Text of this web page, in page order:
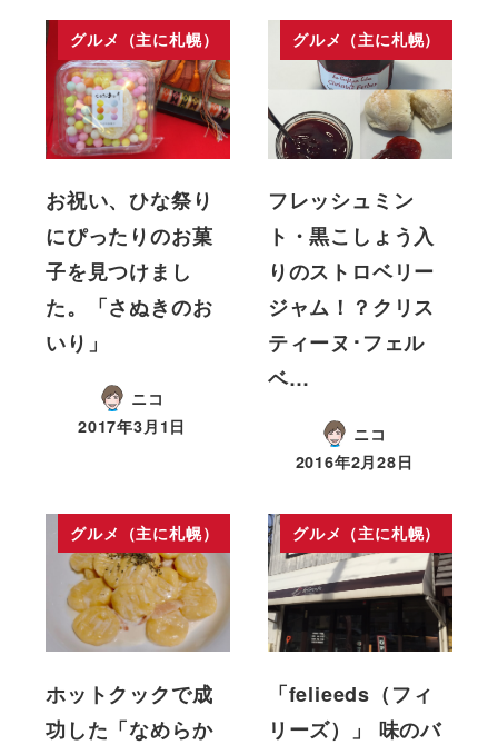
グルメ（主に札幌）
お祝い、ひな祭り
にぴったりのお菓
子を見つけまし
た。「さぬきのお
いり」
ニコ
2017年3月1日
グルメ（主に札幌）
フレッシュミン
ト・黒こしょう入
りのストロベリー
ジャム！？クリス
ティーヌ･フェル
ベ…
ニコ
2016年2月28日
グルメ（主に札幌）
ホットクックで成
功した「なめらか
グルメ（主に札幌）
「felieeds（フィ
リーズ）」 味のバ